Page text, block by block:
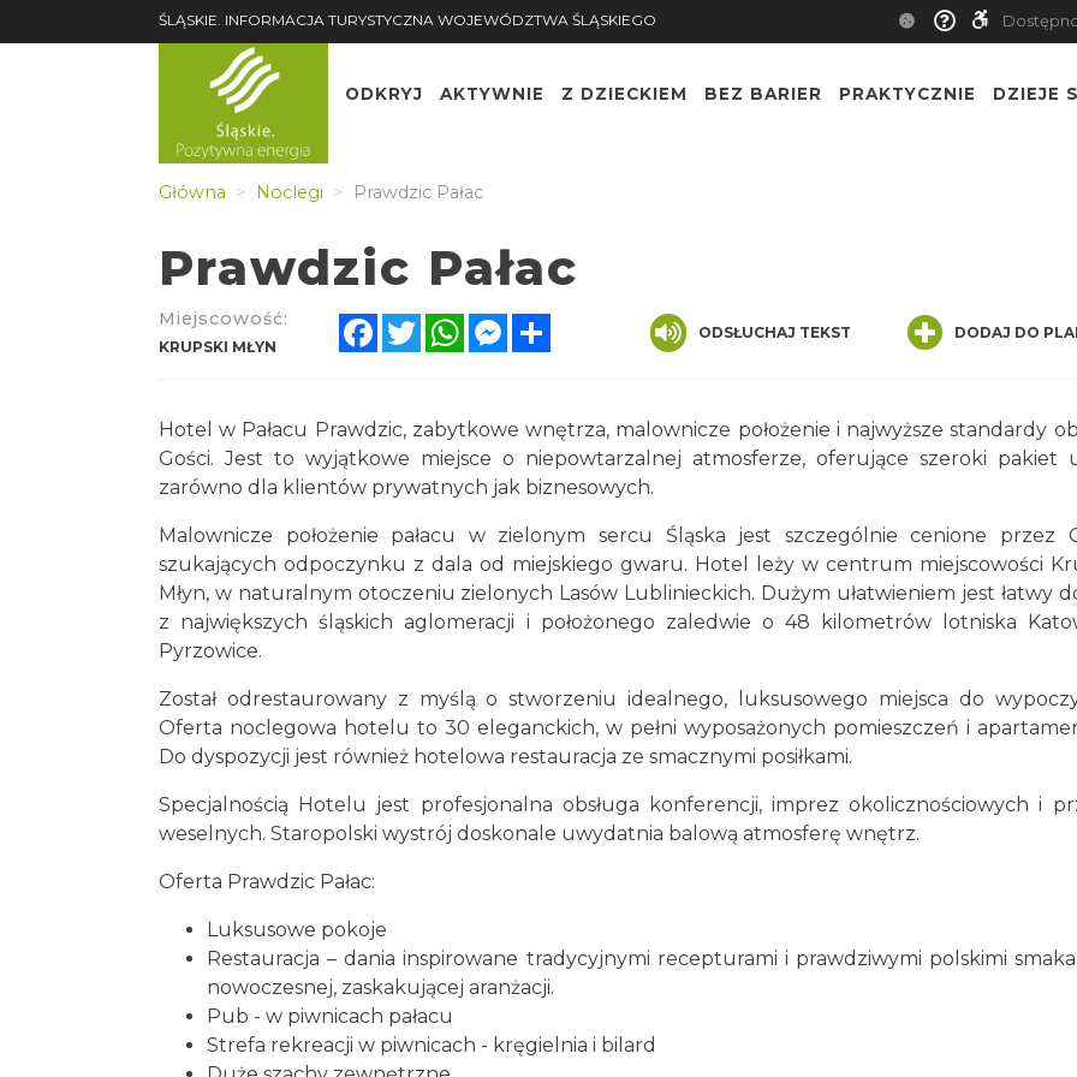
ŚLĄSKIE. INFORMACJA TURYSTYCZNA WOJEWÓDZTWA ŚLĄSKIEGO
ODKRYJ AKTYWNIE Z DZIECKIEM BEZ BARIER PRAKTYCZNIE DZIEJE
Główna Noclegi Prawdzic Pałac
Prawdzic Pałac
Miejscowość:
KRUPSKI MŁYN
FacebookTwitterWhatsAppMessenger ODSŁUCHAJ TEKST DODAJ DO
Hotel w Pałacu Prawdzic, zabytkowe wnętrza, malownicze położenie i najwyższe standardy
Gości. Jest to wyjątkowe miejsce o niepowtarzalnej atmosferze, oferujące szeroki pakiet
zarówno dla klientów prywatnych jak biznesowych.
Malownicze położenie pałacu w zielonym sercu Śląska jest szczególnie cenione przez
szukających odpoczynku z dala od miejskiego gwaru. Hotel leży w centrum miejscowości
Młyn, w naturalnym otoczeniu zielonych Lasów Lublinieckich. Dużym ułatwieniem jest łatwy
z największych śląskich aglomeracji i położonego zaledwie o 48 kilometrów lotniska
Pyrzowice.
Został odrestaurowany z myślą o stworzeniu idealnego, luksusowego miejsca do
Oferta noclegowa hotelu to 30 eleganckich, w pełni wyposażonych pomieszczeń i
Do dyspozycji jest również hotelowa restauracja ze smacznymi posiłkami.
Specjalnością Hotelu jest profesjonalna obsługa konferencji, imprez okolicznościowych i
weselnych. Staropolski wystrój doskonale uwydatnia balową atmosferę wnętrz.
Oferta Prawdzic Pałac:
Luksusowe pokoje
Restauracja – dania inspirowane tradycyjnymi recepturami i prawdziwymi polskimi
nowoczesnej, zaskakującej aranżacji.
Pub - w piwnicach pałacu
Strefa rekreacji w piwnicach - kręgielnia i bilard